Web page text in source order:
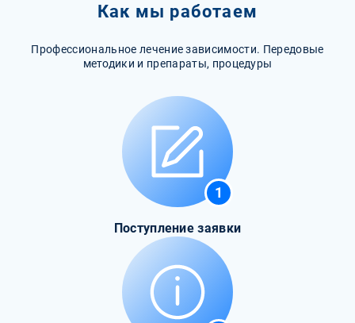
Как мы работаем
Профессиональное лечение зависимости. Передовые
методики и препараты, процедуры
1
Поступление заявки